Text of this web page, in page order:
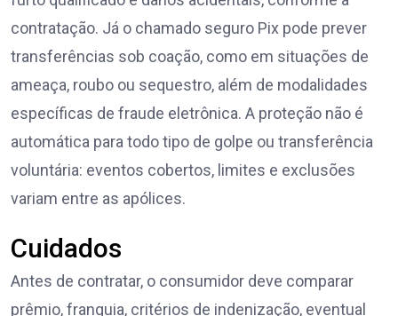
contratação. Já o chamado seguro Pix pode prever
transferências sob coação, como em situações de
ameaça, roubo ou sequestro, além de modalidades
específicas de fraude eletrônica. A proteção não é
automática para todo tipo de golpe ou transferência
voluntária: eventos cobertos, limites e exclusões
variam entre as apólices.
Cuidados
Antes de contratar, o consumidor deve comparar
prêmio, franquia, critérios de indenização, eventual